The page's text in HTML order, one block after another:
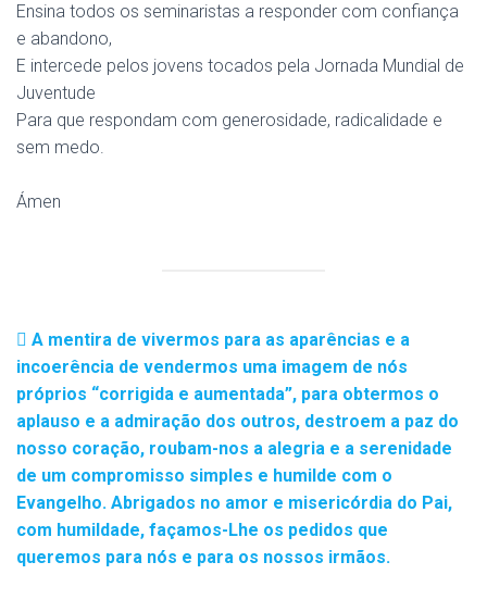
Ensina todos os seminaristas a responder com confiança
e abandono,
E intercede pelos jovens tocados pela Jornada Mundial de
Juventude
Para que respondam com generosidade, radicalidade e
sem medo.
Ámen
A mentira de vivermos para as aparências e a
incoerência de vendermos uma imagem de nós
próprios “corrigida e aumentada”, para obtermos o
aplauso e a admiração dos outros, destroem a paz do
nosso coração, roubam-nos a alegria e a serenidade
de um compromisso simples e humilde com o
Evangelho. Abrigados no amor e misericórdia do Pai,
com humildade, façamos-Lhe os pedidos que
queremos para nós e para os nossos irmãos.